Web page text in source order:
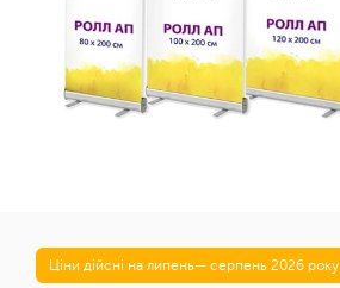
Ціни дійсні на липень— серпень 2026 року